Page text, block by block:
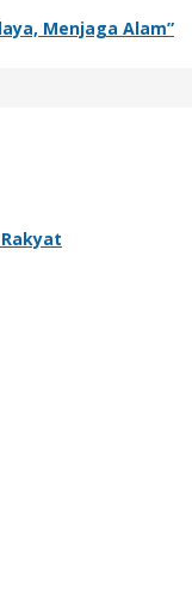
Menjaga Alam”